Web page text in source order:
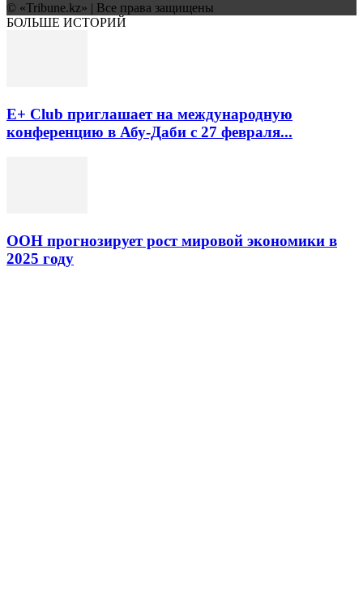
© «Tribune.kz» | Все права защищены
БОЛЬШЕ ИСТОРИЙ
E+ Club приглашает на международную
конференцию в Абу-Даби с 27 февраля...
ООН прогнозирует рост мировой экономики в
2025 году